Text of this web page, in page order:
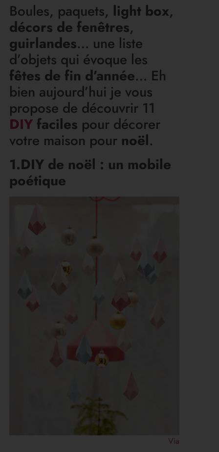
Boules, paquets, light box,
décors de fenêtres,
guirlandes… une liste
d’objets qui évoque les
fêtes de fin d’année… Eh
bien aujourd’hui je vous
propose de découvrir 11
DIY faciles pour décorer
votre maison pour noël.
1.DIY de noël : un mobile
poétique
Via